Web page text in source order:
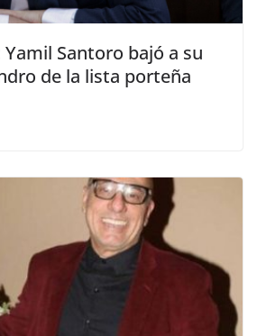
Santoro bajó a su
de la lista porteña